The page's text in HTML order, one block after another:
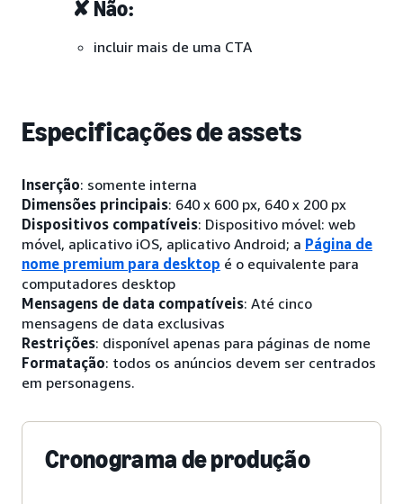
✘ Não:
incluir mais de uma CTA
Especificações de assets
Inserção: somente interna
Dimensões principais: 640 x 600 px, 640 x 200 px
Dispositivos compatíveis: Dispositivo móvel: web
móvel, aplicativo iOS, aplicativo Android; a Página de
nome premium para desktop é o equivalente para
computadores desktop
Mensagens de data compatíveis: Até cinco
mensagens de data exclusivas
Restrições: disponível apenas para páginas de nome
Formatação: todos os anúncios devem ser centrados
em personagens.
Cronograma de produção